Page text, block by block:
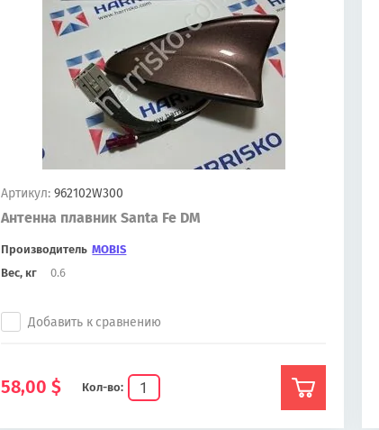
Артикул: 962102W300
Антенна плавник Santa Fe DM
Производитель MOBIS
Вес, кг
0.6
Кол-во:
Добавить к сравнению
58,00 $